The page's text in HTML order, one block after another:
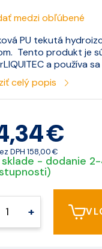
medzi obľúbené
PU tekutá
Tento produkt je
a používa
celý popis
€
DPH 158,00 €
sklade - dodanie
+